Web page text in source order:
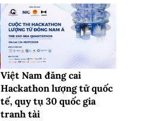
Việt Nam đăng cai
Hackathon lượng tử quốc
tế, quy tụ 30 quốc gia
tranh tài